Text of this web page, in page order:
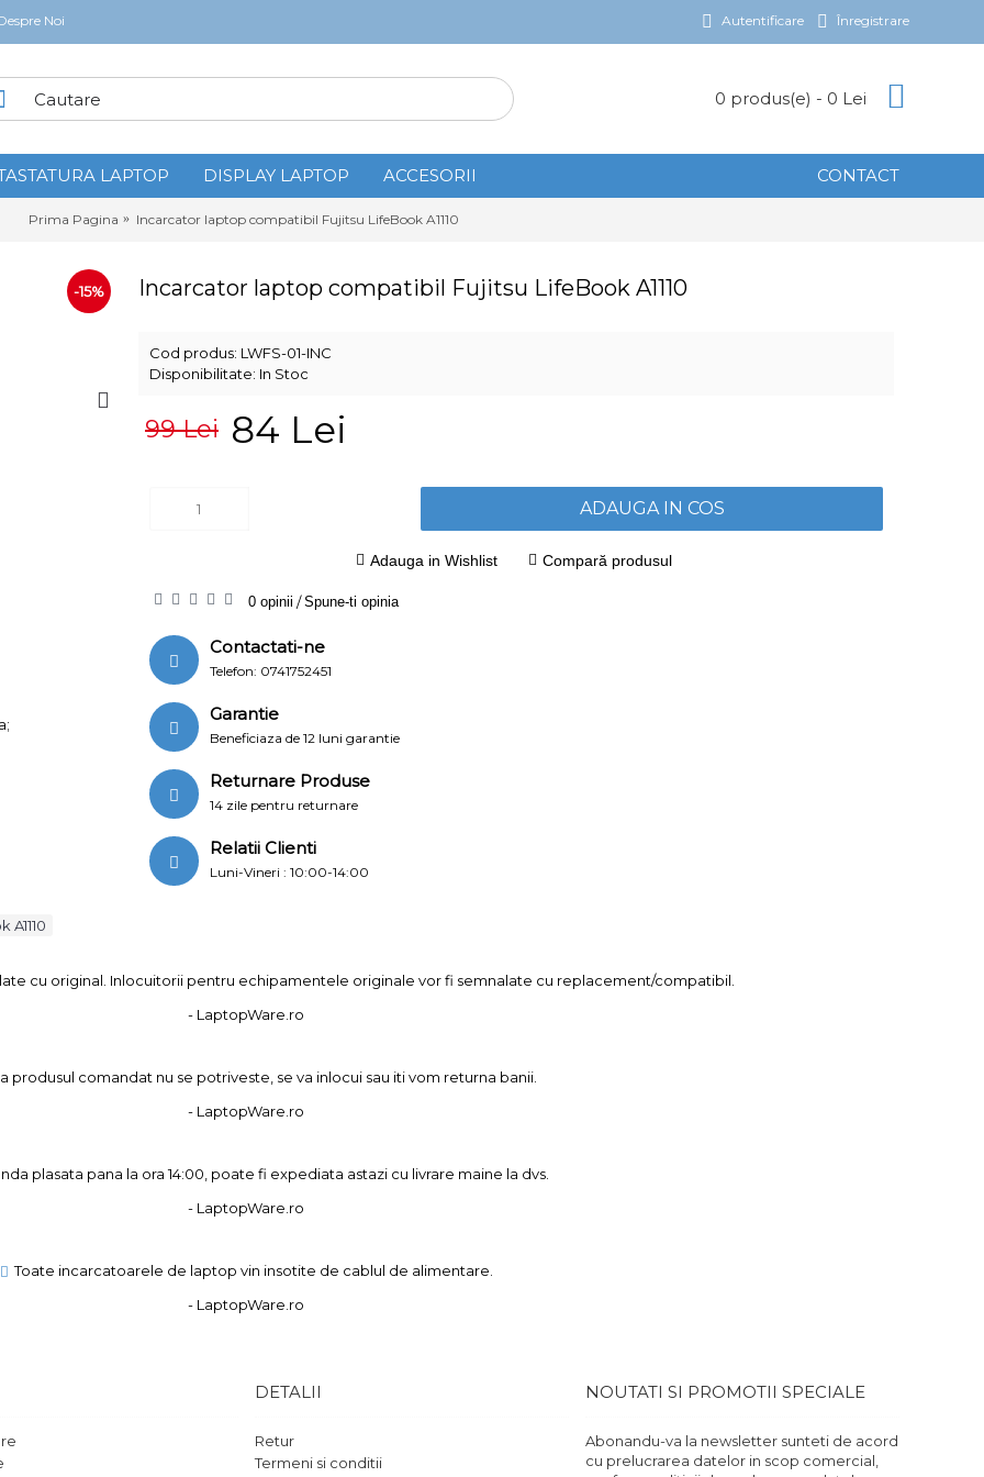
Noi Autentificare Înregistrare
0 produs(e) - 0 Lei
LAPTOP DISPLAY LAPTOP ACCESORII CONTACT
Prima Pagina Incarcator laptop compatibil Fujitsu LifeBook A1110
-15% Incarcator laptop compatibil Fujitsu LifeBook A1110
Cod produs: LWFS-01-INC
Disponibilitate: In Stoc
99 Lei 84 Lei
ADAUGA IN COS
Adauga in Wishlist Compară produsul
0 opinii /Spune-ti opinia
Contactati-ne
Telefon: 0741752451
Garantie
Beneficiaza de 12 luni garantie
Returnare Produse
14 zile pentru returnare
Relatii Clienti
Luni-Vineri : 10:00-14:00
cu original. Inlocuitorii pentru echipamentele originale vor fi semnalate cu replacement/compatibil.
- LaptopWare.ro
produsul comandat nu se potriveste, se va inlocui sau iti vom returna banii.
- LaptopWare.ro
plasata pana la ora 14:00, poate fi expediata astazi cu livrare maine la dvs.
- LaptopWare.ro
Toate incarcatoarele de laptop vin insotite de cablul de alimentare.
- LaptopWare.ro
DETALII
Retur
Termeni si conditii
NOUTATI SI PROMOTII SPECIALE
Abonandu-va la newsletter sunteti de acord
cu prelucrarea datelor in scop comercial,